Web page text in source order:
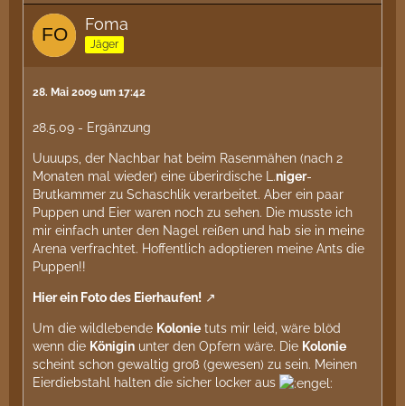
Foma
Jäger
28. Mai 2009 um 17:42
28.5.09 - Ergänzung
Uuuups, der Nachbar hat beim Rasenmähen (nach 2
Monaten mal wieder) eine überirdische L.niger-
Brutkammer zu Schaschlik verarbeitet. Aber ein paar
Puppen und Eier waren noch zu sehen. Die musste ich
mir einfach unter den Nagel reißen und hab sie in meine
Arena verfrachtet. Hoffentlich adoptieren meine Ants die
Puppen!!
Hier ein Foto des Eierhaufen!
Um die wildlebende Kolonie tuts mir leid, wäre blöd
wenn die Königin unter den Opfern wäre. Die Kolonie
scheint schon gewaltig groß (gewesen) zu sein. Meinen
Eierdiebstahl halten die sicher locker aus